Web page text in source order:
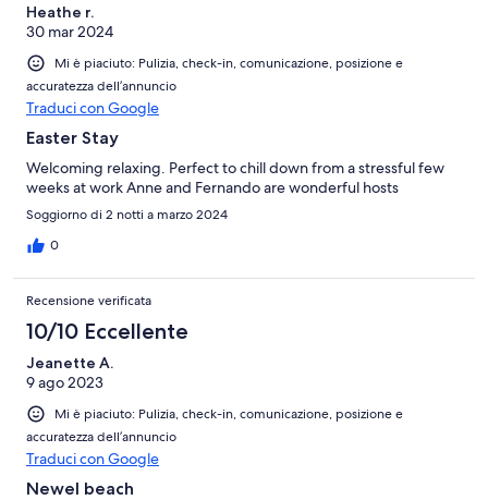
Heathe r.
30 mar 2024
Mi è piaciuto: Pulizia, check-in, comunicazione, posizione e
accuratezza dell’annuncio
Traduci con Google
Easter Stay
Welcoming relaxing. Perfect to chill down from a stressful few
weeks at work Anne and Fernando are wonderful hosts
Soggiorno di 2 notti a marzo 2024
0
Recensione verificata
10/10 Eccellente
Jeanette A.
9 ago 2023
Mi è piaciuto: Pulizia, check-in, comunicazione, posizione e
accuratezza dell’annuncio
Traduci con Google
Newel beach